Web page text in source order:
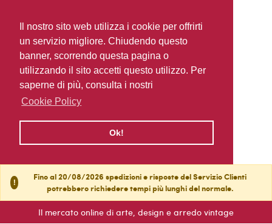
Il nostro sito web utilizza i cookie per offrirti
un servizio migliore. Chiudendo questo
banner, scorrendo questa pagina o
utilizzando il sito accetti questo utilizzo. Per
saperne di più, consulta i nostri
Cookie Policy
Ok!
!
Fino al 20/08/2026 spedizioni e risposte del Servizio Clienti
potrebbero richiedere tempi più lunghi del normale.
Il mercato online di arte, design e arredo vintage